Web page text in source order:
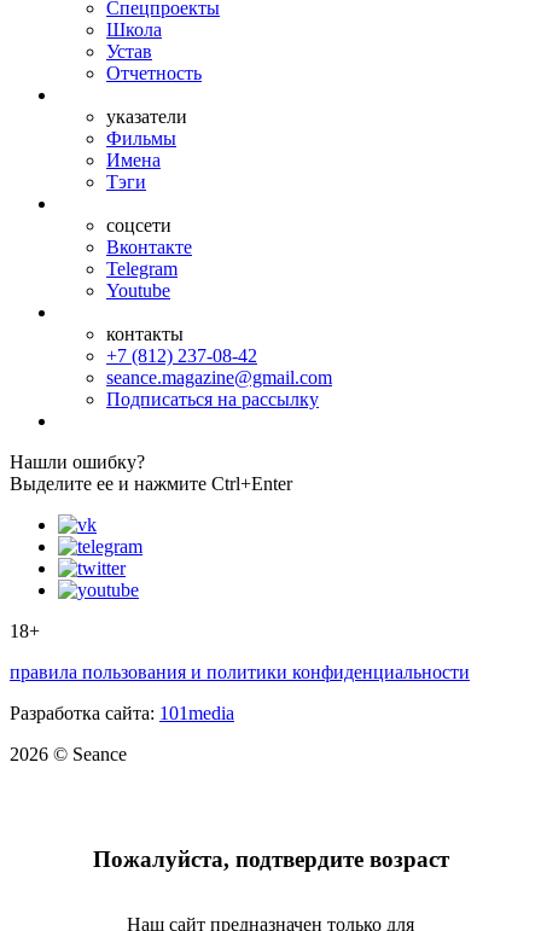
Спецпроекты
Школа
Устав
Отчетность
указатели
Фильмы
Имена
Тэги
соцсети
Вконтакте
Telegram
Youtube
контакты
+7 (812) 237-08-42
seance.magazine@gmail.com
Подписаться на рассылку
Нашли ошибку?
Выделите ее и нажмите Ctrl+Enter
18+
правила пользования и политики конфиденциальности
Разработка сайта: 101media
2026 © Seance
Пожалуйста, подтвердите возраст
Наш сайт предназначен только для